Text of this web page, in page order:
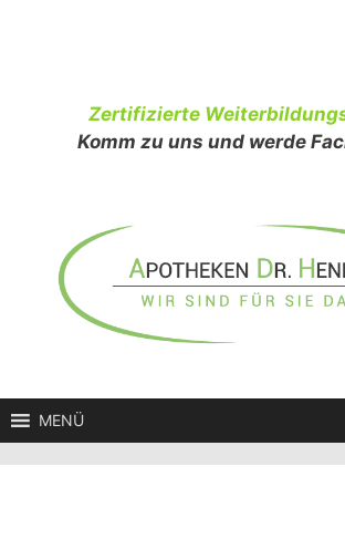
Zertifizierte
Komm zu uns und werde
MENÜ